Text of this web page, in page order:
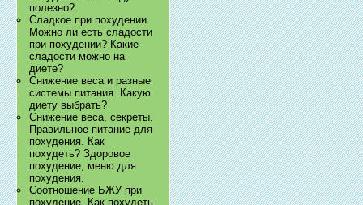
полезно?
Сладкое при похудении.
Можно ли есть сладости
при похудении? Какие
сладости можно на
диете?
Снижение веса и разные
системы питания. Какую
диету выбрать?
Снижение веса, секреты.
Правильное питание для
похудения. Как
похудеть? Здоровое
похудение, меню для
похудения.
Соотношение БЖУ при
похудение. Как похудеть,